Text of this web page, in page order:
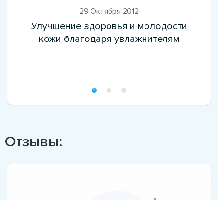
29 Октября 2012
Улучшение здоровья и молодости
кожи благодаря увлажнителям
Отзывы: